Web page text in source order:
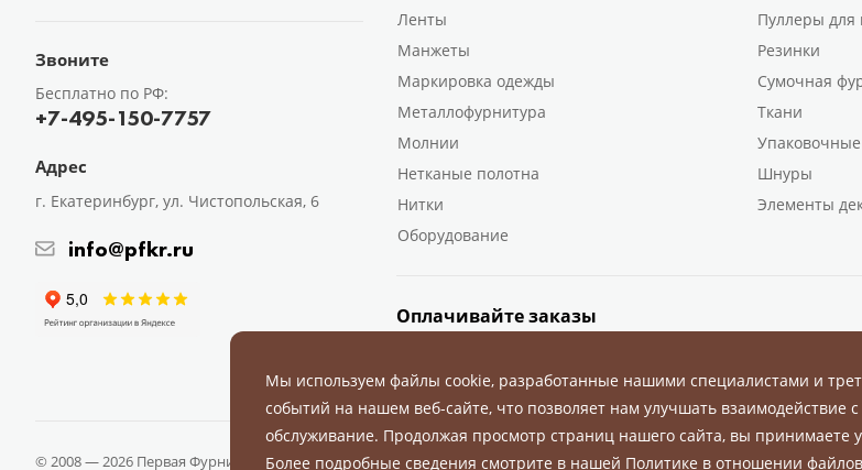
Звоните
Бесплатно по РФ:
+7-495-150-7757
Адрес
г. Екатеринбург, ул. Чистопольская, 6
info@pfkr.ru
Ленты
Манжеты
Маркировка одежды
Металлофурнитура
Молнии
Нетканые полотна
Нитки
Оборудование
Пуллеры для
Резинки
Сумочная
Ткани
Шнуры
Элементы
Оплачивайте заказы
© 2008 — 2026 Первая Фурнитурная Компания.Все права защищены.
Мы используем файлы cookie, разработанные нашими специалистами и
событий на нашем веб-сайте, что позволяет нам улучшать взаимодействие
обслуживание. Продолжая просмотр страниц нашего сайта, вы принимаете
Более подробные сведения смотрите в нашей Политике в отношении